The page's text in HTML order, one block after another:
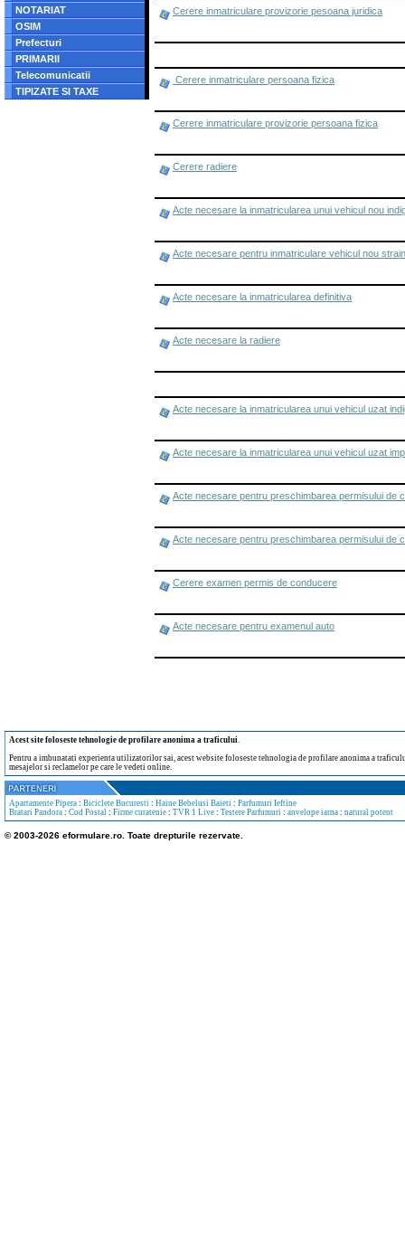
NOTARIAT
OSIM
Prefecturi
PRIMARII
Telecomunicatii
TIPIZATE SI TAXE
Cerere inmatriculare provizorie pesoana juridica
Cerere inmatriculare persoana fizica
Cerere inmatriculare provizorie persoana fizica
Cerere radiere
Acte necesare la inmatricularea unui vehicul nou
Acte necesare pentru inmatriculare vehicul nou strain
Acte necesare la inmatricularea definitiva
Acte necesare la radiere
Acte necesare la inmatricularea unui vehicul uzat
Acte necesare la inmatricularea unui vehicul uzat
Acte necesare pentru preschimbarea permisului de
Acte necesare pentru preschimbarea permisului de
Cerere examen permis de conducere
Acte necesare pentru examenul auto
Acest site foloseste tehnologie de profilare anonima a traficului.
Pentru a imbunatati experienta utilizatorilor sai, acest website foloseste tehnologia de profilare anonima a
mesajelor si reclamelor pe care le vedeti online.
Apartamente Pipera : Biciclete Bucuresti : Haine Bebelusi Baieti : Parfumuri Ieftine
Bratari Pandora : Cod Postal : Firme curatenie : TVR 1 Live : Testere Parfumuri : anvelope iarna : natural potent
© 2003-2026 eformulare.ro. Toate drepturile rezervate.